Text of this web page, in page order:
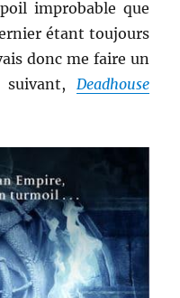
improbable que
étant toujours
donc me faire un
Deadhouse